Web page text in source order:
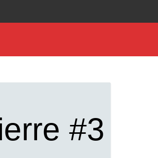
#3